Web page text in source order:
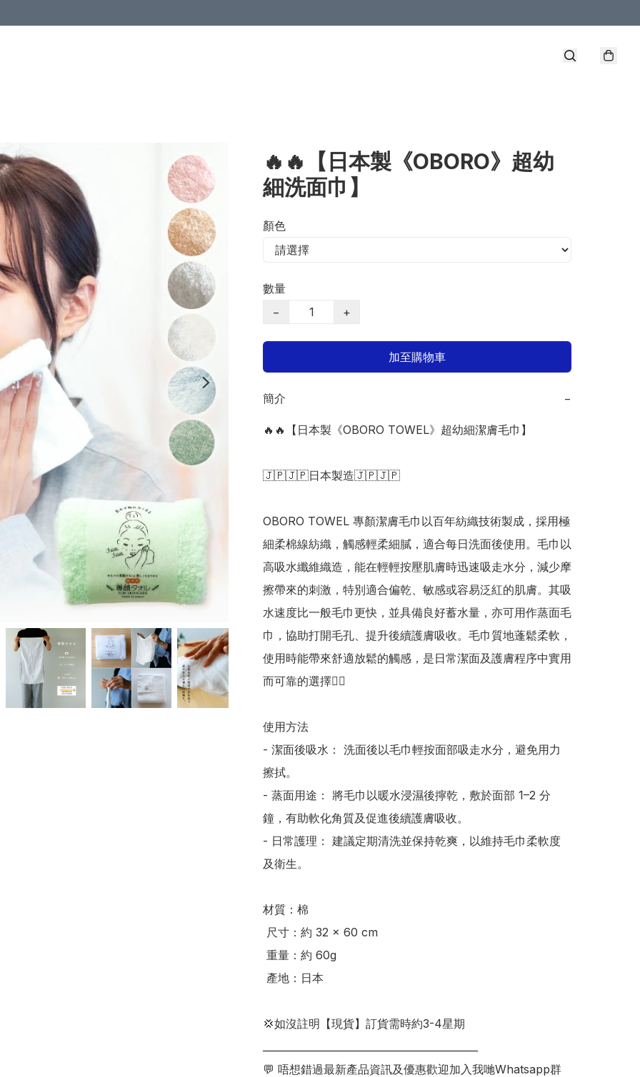
🔥🔥【日本製《OBORO》超幼
細洗面巾】
顏色
數量
−
+
加至購物車
簡介 −
🔥🔥【日本製《OBORO TOWEL》超幼細潔膚毛巾】
🇯🇵🇯🇵日本製造🇯🇵🇯🇵
OBORO TOWEL 專顏潔膚毛巾以百年紡織技術製成，採用極
細柔棉線紡織，觸感輕柔細膩，適合每日洗面後使用。毛巾以
高吸水纖維織造，能在輕輕按壓肌膚時迅速吸走水分，減少摩
擦帶來的刺激，特別適合偏乾、敏感或容易泛紅的肌膚。其吸
水速度比一般毛巾更快，並具備良好蓄水量，亦可用作蒸面毛
巾，協助打開毛孔、提升後續護膚吸收。毛巾質地蓬鬆柔軟，
使用時能帶來舒適放鬆的觸感，是日常潔面及護膚程序中實用
而可靠的選擇👍🏻
使用方法
- 潔面後吸水： 洗面後以毛巾輕按面部吸走水分，避免用力
擦拭。
- 蒸面用途： 將毛巾以暖水浸濕後擰乾，敷於面部 1–2 分
鐘，有助軟化角質及促進後續護膚吸收。
- 日常護理： 建議定期清洗並保持乾爽，以維持毛巾柔軟度
及衛生。
材質：棉
💢如沒註明【現貨】訂貨需時約3-4星期
💬 唔想錯過最新產品資訊及優惠歡迎加入我哋Whatsapp群